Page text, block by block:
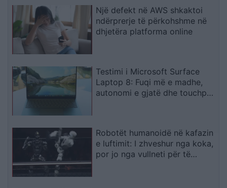
Një defekt në AWS shkaktoi
ndërprerje të përkohshme në
dhjetëra platforma online
Testimi i Microsoft Surface
Laptop 8: Fuqi më e madhe,
autonomi e gjatë dhe touchpad
Robotët humanoidë në kafazin
e luftimit: I zhveshur nga koka,
por jo nga vullneti për të